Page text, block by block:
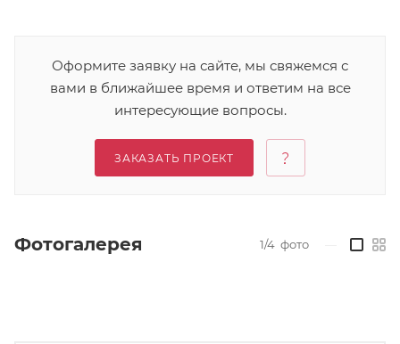
Оформите заявку на сайте, мы свяжемся с
вами в ближайшее время и ответим на все
интересующие вопросы.
ЗАКАЗАТЬ ПРОЕКТ
Фотогалерея 1/4 фото